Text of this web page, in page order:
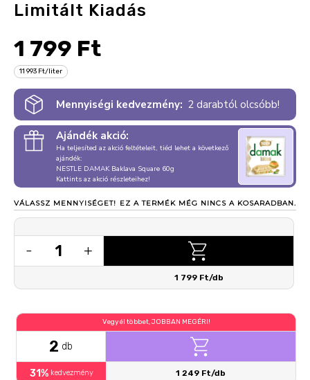
Limitált Kiadás
1 799 Ft
11 993 Ft/liter
Mennyiségi kedvezmény: 2 darabtól olcsóbb!
Ajándék akció:
Ha teljesíted az akció feltételeit, tiéd lehet a következő
ajándék:
NESTLE DAMAK Baklava Square 60g
Kattints az akció részleteihez!
VÁLASSZ MENNYISÉGET! EZ A TERMÉK MÉG NINCS A KOSARADBAN.
- 1 +
1 799 Ft/db
Vegyél többet, JOBBAN MEGÉRI!
2 db
31%kedvezmény 1 249 Ft/db